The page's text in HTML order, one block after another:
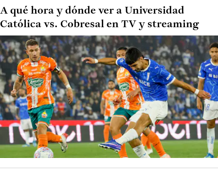
A qué hora y dónde ver a Universidad
Católica vs. Cobresal en TV y streaming